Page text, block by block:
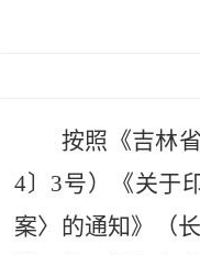
按照《吉林
4〕3号）《关于
案〉的通知》（